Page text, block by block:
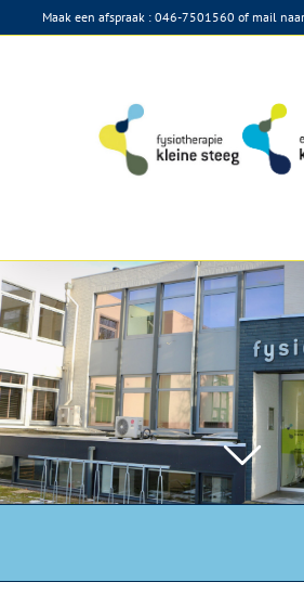
naar
Maak een afspraak : 046-7501560 of mail